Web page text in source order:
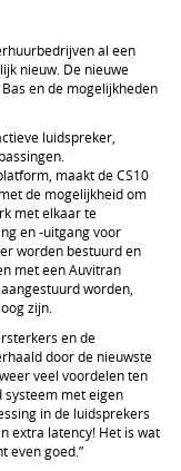
al een
nieuw. De nieuwe
en de mogelijkheden
luidspreker,
maakt de CS10
de mogelijkheid om
met elkaar te
en -uitgang voor
worden bestuurd en
met een Auvitran
worden,
zijn.
en de
door de nieuwste
veel voordelen ten
systeem met eigen
in de luidsprekers
extra latency! Het is wat
even goed.”